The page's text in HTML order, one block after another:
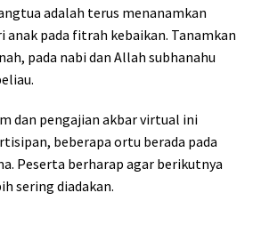
adalah terus menanamkan
anak pada fitrah kebaikan. Tanamkan
pada nabi dan Allah subhanahu
dan pengajian akbar virtual ini
beberapa ortu berada pada
Peserta berharap agar berikutnya
sering diadakan.